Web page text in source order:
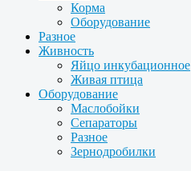
Корма
Оборудование
Разное
Живность
Яйцо инкубационное
Живая птица
Оборудование
Маслобойки
Сепараторы
Разное
Зернодробилки